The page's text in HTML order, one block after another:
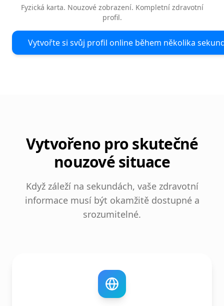
Fyzická karta. Nouzové zobrazení. Kompletní zdravotní
profil.
Vytvořte si svůj profil online během několika
Vytvořeno pro skutečné
nouzové situace
Když záleží na sekundách, vaše zdravotní
informace musí být okamžitě dostupné a
srozumitelné.